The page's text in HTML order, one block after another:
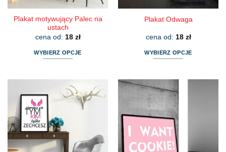
Plakat motywujący Palec na
ustach
cena od: 18 zł
WYBIERZ OPCJE
wiele
wariantów.
Opcje
można
wybrać
na
Plakat Odwaga
cena od: 18 zł
WYBIERZ OPCJE
ma
wiele
wariantów.
Opcje
można
wybrać
na